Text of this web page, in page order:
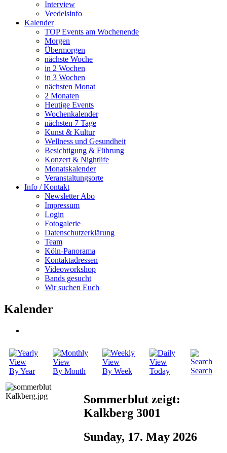
Interview
Veedelsinfo
Kalender
TOP Events am Wochenende
Morgen
Übermorgen
nächste Woche
in 2 Wochen
in 3 Wochen
nächsten Monat
2 Monaten
Heutige Events
Wochenkalender
nächsten 7 Tage
Kunst & Kultur
Wellness und Gesundheit
Besichtigung & Führung
Konzert & Nightlife
Monatskalender
Veranstaltungsorte
Info / Kontakt
Newsletter Abo
Impressum
Login
Fotogalerie
Datenschutzerklärung
Team
Köln-Panorama
Kontaktadressen
Videoworkshop
Bands gesucht
Wir suchen Euch
Kalender
By Year By Month By Week Today Search
Sommerblut zeigt:
Kalkberg 3001
Sunday, 17. May 2026